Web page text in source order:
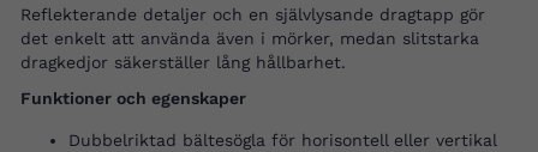
Reflekterande detaljer och en självlysande dragtapp gör
det enkelt att använda även i mörker, medan slitstarka
dragkedjor säkerställer lång hållbarhet.
Funktioner och egenskaper
Dubbelriktad bältesögla för horisontell eller vertikal